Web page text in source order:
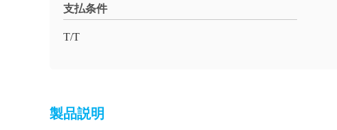
支払条件
T/T
製品説明